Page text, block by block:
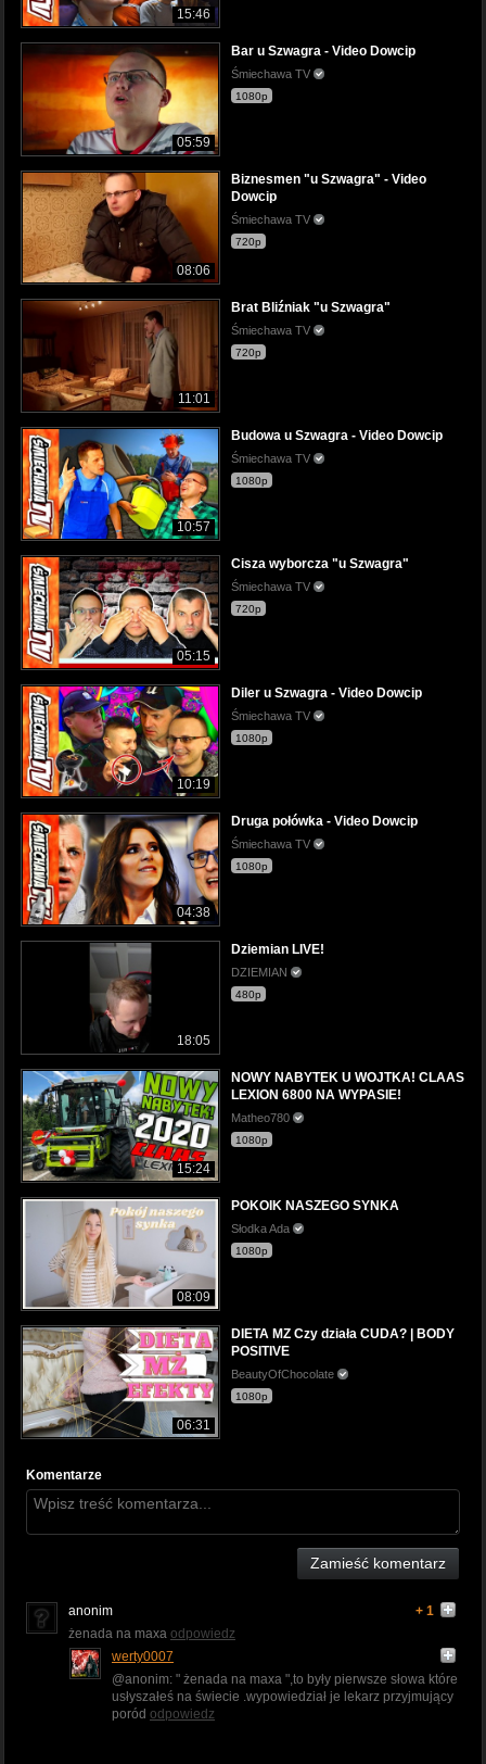
15:46
05:59
Bar u Szwagra - Video Dowcip
Śmiechawa TV
1080p
08:06
Biznesmen "u Szwagra" - Video
Dowcip
Śmiechawa TV
720p
11:01
Brat Bliźniak "u Szwagra"
Śmiechawa TV
720p
10:57
Budowa u Szwagra - Video Dowcip
Śmiechawa TV
1080p
05:15
Cisza wyborcza "u Szwagra"
Śmiechawa TV
720p
10:19
Diler u Szwagra - Video Dowcip
Śmiechawa TV
1080p
04:38
Druga połówka - Video Dowcip
Śmiechawa TV
1080p
18:05
Dziemian LIVE!
DZIEMIAN
480p
15:24
NOWY NABYTEK U WOJTKA! CLAAS
LEXION 6800 NA WYPASIE!
Matheo780
1080p
08:09
POKOIK NASZEGO SYNKA
Słodka Ada
1080p
06:31
DIETA MZ Czy działa CUDA? | BODY
POSITIVE
BeautyOfChocolate
1080p
Komentarze
Zamieść komentarz
anonim
+ 1
żenada na maxa odpowiedz
werty0007
@anonim: " żenada na maxa ",to były pierwsze słowa które
usłyszałeś na świecie .wypowiedział je lekarz przyjmujący
poród odpowiedz